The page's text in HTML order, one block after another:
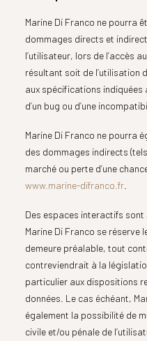
Marine Di Franco ne pourra
dommages directs et
l’utilisateur, lors de l’accès
résultant soit de l’utilisation
aux spécifications indiquées
d’un bug ou d’une
Marine Di Franco ne pourra
des dommages indirects
marché ou perte d’une
www.marine-difranco.fr
Des espaces interactifs
Marine Di Franco se réserve
demeure préalable, tout
contreviendrait à la
particulier aux dispositions
données. Le cas échéant,
également la possibilité de
civile et/ou pénale de